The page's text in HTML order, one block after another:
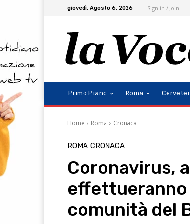
giovedì, Agosto 6, 2026 Sign in / Join
Primo Piano Roma
Home Roma Cronaca
ROMA CRONACA
Coronavirus,
effettueranno
comunità del